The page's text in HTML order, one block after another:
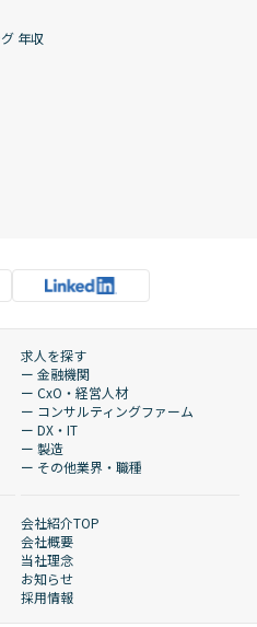
年収
求人を探す
ー 金融機関
ー CxO・経営人材
ー コンサルティングファーム
ー DX・IT
ー 製造
ー その他業界・職種
会社紹介TOP
会社概要
当社理念
お知らせ
採用情報